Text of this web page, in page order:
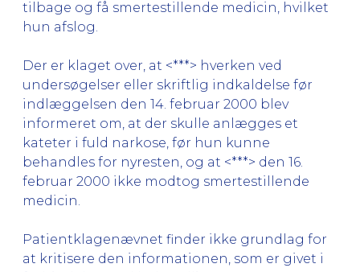
tilbage og få smertestillende medicin, hvilket
hun afslog.
Der er klaget over, at <***> hverken ved
undersøgelser eller skriftlig indkaldelse før
indlæggelsen den 14. februar 2000 blev
informeret om, at der skulle anlægges et
kateter i fuld narkose, før hun kunne
behandles for nyresten, og at <***> den 16.
februar 2000 ikke modtog smertestillende
medicin.
Patientklagenævnet finder ikke grundlag for
at kritisere den informationen, som er givet i